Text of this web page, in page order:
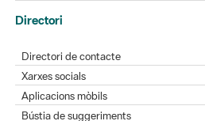
Directori
Directori de contacte
Xarxes socials
Aplicacions mòbils
Bústia de suggeriments